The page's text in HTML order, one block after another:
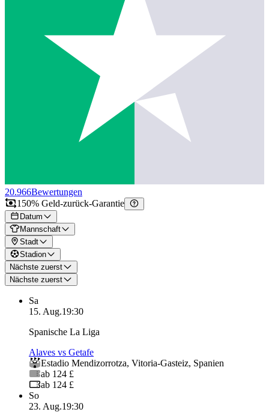
20.966Bewertungen
150% Geld-zurück-Garantie
Datum
Mannschaft
Stadt
Stadion
Nächste zuerst
Nächste zuerst
Sa
15. Aug.19:30
Spanische La Liga
Alaves vs Getafe
Estadio Mendizorrotza, Vitoria-Gasteiz, Spanien
ab 124 £
ab 124 £
So
23. Aug.19:30